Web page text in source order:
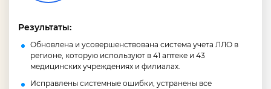
Результаты:
Обновлена и усовершенствована система учета ЛЛО в
регионе, которую используют в 41 аптеке и 43
медицинских учреждениях и филиалах.
Исправлены системные ошибки, устранены все